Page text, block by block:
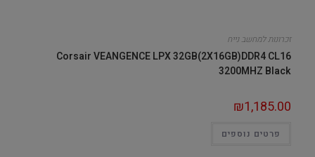
זכרונות למחשב נייח
Corsair VEANGENCE LPX 32GB(2X16GB)DDR4 CL16
3200MHZ Black
₪1,185.00
פרטים נוספים